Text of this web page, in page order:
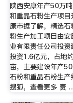
陕西安康年产50万
和重晶石粉生产项目
康市据了解，精选
粉生产加工项目由安
业有限责任公司投
投资1.6亿元，占地
亩，主要建设年产
石粉和重晶石粉生产
搜狐，查看更多 责